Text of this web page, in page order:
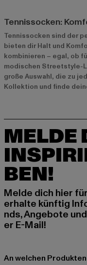
Tennissocken:
Tennissocken sind der
bieten dir Halt und
kombinieren – egal, ob
modischen Streetstyle-
große Auswahl, die zu
Kollektion und finde
MELDE
BEN!
Melde dich hier
erhalte künftig
nds, Angebote
er E-Mail!
An welchen